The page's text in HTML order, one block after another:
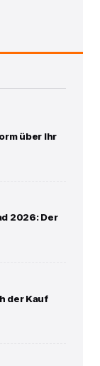
über Ihr
2026: Der
der Kauf